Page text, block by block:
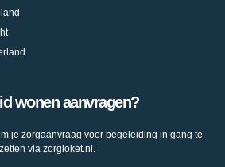
wonen aanvragen?
je zorgaanvraag voor begeleiding in gang te
zetten via zorgloket.nl.